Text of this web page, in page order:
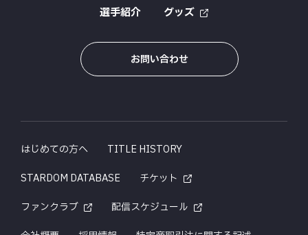
選手紹介 グッズ
お問い合わせ
はじめての方へ
TITLE HISTORY
STARDOM DATABASE
チケット
ファンクラブ
配信スケジュール